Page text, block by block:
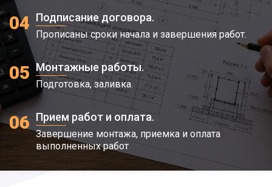
04 Подписание договора.
Прописаны сроки начала и завершения работ.
05 Монтажные работы.
Подготовка, заливка.
06 Прием работ и оплата.
Завершение монтажа, приемка и оплата
выполненных работ